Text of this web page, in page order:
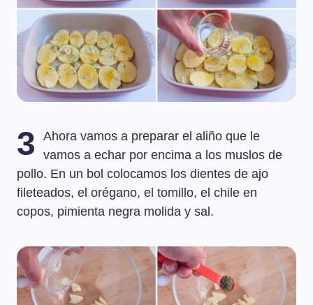
3
Ahora vamos a preparar el aliño que le
vamos a echar por encima a los muslos de
pollo. En un bol colocamos los dientes de ajo
fileteados, el orégano, el tomillo, el chile en
copos, pimienta negra molida y sal.